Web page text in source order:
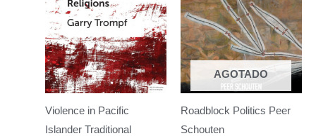
Violence in Pacific
Islander Traditional
AGOTADO
Roadblock Politics Peer
Schouten